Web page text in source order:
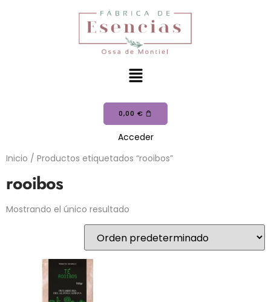
0,00 €
Acceder
Inicio / Productos etiquetados “rooibos”
rooibos
Mostrando el único resultado